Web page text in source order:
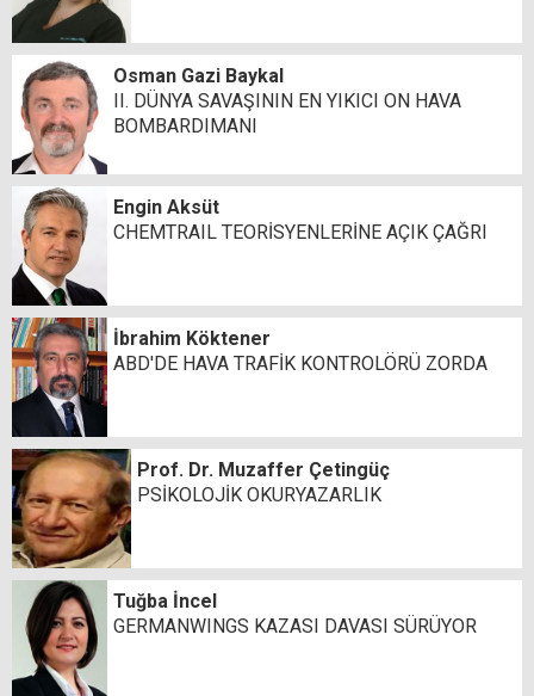
Osman Gazi Baykal
II. DÜNYA SAVAŞININ EN YIKICI ON HAVA
BOMBARDIMANI
Engin Aksüt
CHEMTRAIL TEORİSYENLERİNE AÇIK ÇAĞRI
İbrahim Köktener
ABD'DE HAVA TRAFİK KONTROLÖRÜ ZORDA
Prof. Dr. Muzaffer Çetingüç
PSİKOLOJİK OKURYAZARLIK
Tuğba İncel
GERMANWINGS KAZASI DAVASI SÜRÜYOR